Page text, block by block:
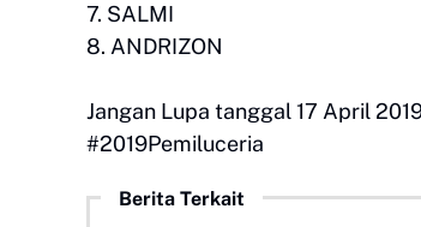
7. SALMI
8. ANDRIZON
Jangan Lupa tanggal 17 April
#2019Pemiluceria
Berita Terkait